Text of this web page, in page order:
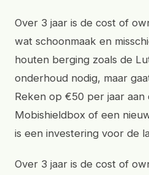
Over 3 jaar is de cost of
wat schoonmaak en
houten berging zoals de
onderhoud nodig, maar
Reken op €50 per jaar
Mobishieldbox of een
is een investering voor de
Over 3 jaar is de cost of